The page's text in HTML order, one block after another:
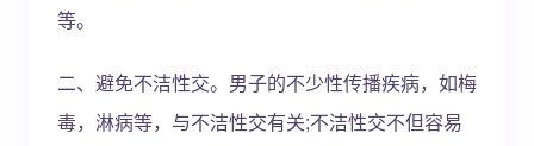
等。
二、避免不洁性交。男子的不少性传播疾病，如梅
毒，淋病等，与不洁性交有关;不洁性交不但容易